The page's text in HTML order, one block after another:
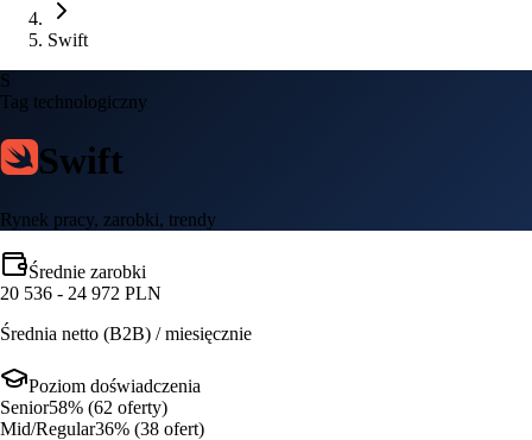
Swift
S
Tag technologiczny
Swift
Rynek pracy, zarobki, trendy
Średnie zarobki
20 536 - 24 972 PLN
Średnia netto (B2B) / miesięcznie
Poziom doświadczenia
Senior58% (62 oferty)
Mid/Regular36% (38 ofert)